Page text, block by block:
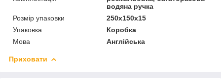
водяна ручка
Розмір упаковки
250х150х15
Упаковка
Коробка
Мова
Англійська
Приховати